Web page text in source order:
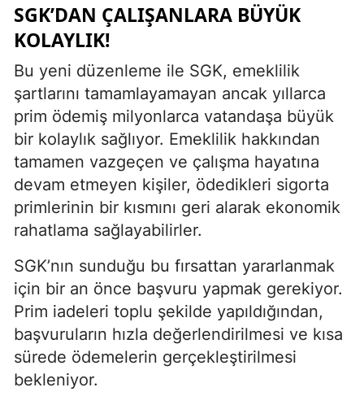
SGK’DAN ÇALIŞANLARA BÜYÜK
KOLAYLIK!
Bu yeni düzenleme ile SGK, emeklilik
şartlarını tamamlayamayan ancak yıllarca
prim ödemiş milyonlarca vatandaşa büyük
bir kolaylık sağlıyor. Emeklilik hakkından
tamamen vazgeçen ve çalışma hayatına
devam etmeyen kişiler, ödedikleri sigorta
primlerinin bir kısmını geri alarak ekonomik
rahatlama sağlayabilirler.
SGK’nın sunduğu bu fırsattan yararlanmak
için bir an önce başvuru yapmak gerekiyor.
Prim iadeleri toplu şekilde yapıldığından,
başvuruların hızla değerlendirilmesi ve kısa
sürede ödemelerin gerçekleştirilmesi
bekleniyor.